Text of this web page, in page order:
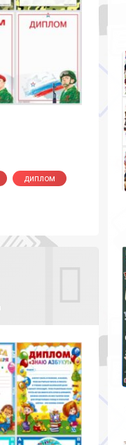
диплом